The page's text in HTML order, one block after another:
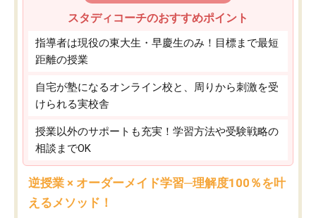
スタディコーチのおすすめポイント
指導者は現役の東大生・早慶生のみ！目標まで最短
距離の授業
自宅が塾になるオンライン校と、周りから刺激を受
けられる実校舎
授業以外のサポートも充実！学習方法や受験戦略の
相談までOK
逆授業 × オーダーメイド学習─理解度100％を叶
えるメソッド！